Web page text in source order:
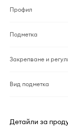
Профил
Подметка
Закрепване и
Вид подметка
Детайли за